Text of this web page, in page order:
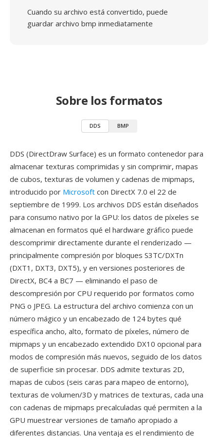
Cuando su archivo está convertido, puede
guardar archivo bmp inmediatamente
Sobre los formatos
DDS BMP
DDS (DirectDraw Surface) es un formato contenedor para
almacenar texturas comprimidas y sin comprimir, mapas
de cubos, texturas de volumen y cadenas de mipmaps,
introducido por Microsoft con DirectX 7.0 el 22 de
septiembre de 1999. Los archivos DDS están diseñados
para consumo nativo por la GPU: los datos de píxeles se
almacenan en formatos qué el hardware gráfico puede
descomprimir directamente durante el renderizado —
principalmente compresión por bloques S3TC/DXTn
(DXT1, DXT3, DXT5), y en versiones posteriores de
DirectX, BC4 a BC7 — eliminando el paso de
descompresión por CPU requerido por formatos como
PNG o JPEG. La estructura del archivo comienza con un
número mágico y un encabezado de 124 bytes qué
específica ancho, alto, formato de píxeles, número de
mipmaps y un encabezado extendido DX10 opcional para
modos de compresión más nuevos, seguido de los datos
de superficie sin procesar. DDS admite texturas 2D,
mapas de cubos (seis caras para mapeo de entorno),
texturas de volumen/3D y matrices de texturas, cada una
con cadenas de mipmaps precalculadas qué permiten a la
GPU muestrear versiones de tamaño apropiado a
diferentes distancias. Una ventaja es el rendimiento de